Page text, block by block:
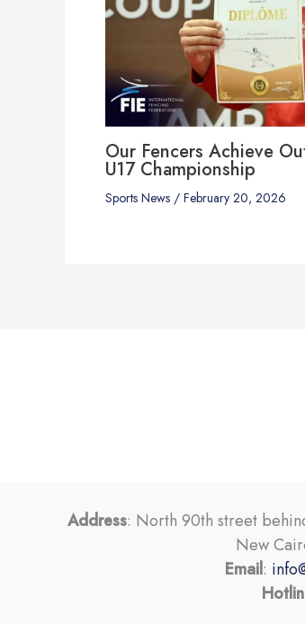
Our Fencers Achieve
U17 Championship
Sports News / February 20, 2026
Address: North 90th street
New
Email: